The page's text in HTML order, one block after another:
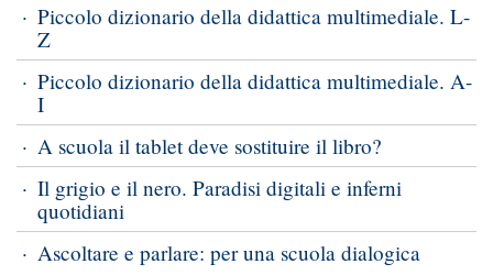
Piccolo dizionario della didattica multimediale. L-
Z
Piccolo dizionario della didattica multimediale. A-
I
A scuola il tablet deve sostituire il libro?
Il grigio e il nero. Paradisi digitali e inferni
quotidiani
Ascoltare e parlare: per una scuola dialogica